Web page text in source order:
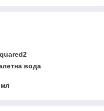
вода